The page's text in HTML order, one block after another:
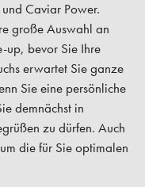
Caviar Power.
große Auswahl an
up, bevor Sie Ihre
erwartet Sie ganze
Sie eine persönliche
demnächst in
zu dürfen. Auch
die für Sie optimalen